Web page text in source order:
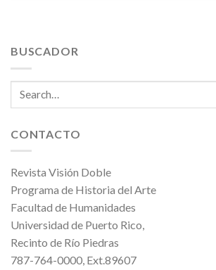
BUSCADOR
CONTACTO
Revista Visión Doble
Programa de Historia del Arte
Facultad de Humanidades
Universidad de Puerto Rico,
Recinto de Río Piedras
787-764-0000, Ext.89607